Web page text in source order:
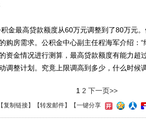
最高贷款额度从60万元调整到了80万元。
购房需求。公积金中心副主任程海军介绍：
资金情况进行测算，最高贷款额度有能力超
调整计划。究竟上限调高到多少，什么时候
1 2 下一页>>
复制链接】【转发邮件】 【一键分享